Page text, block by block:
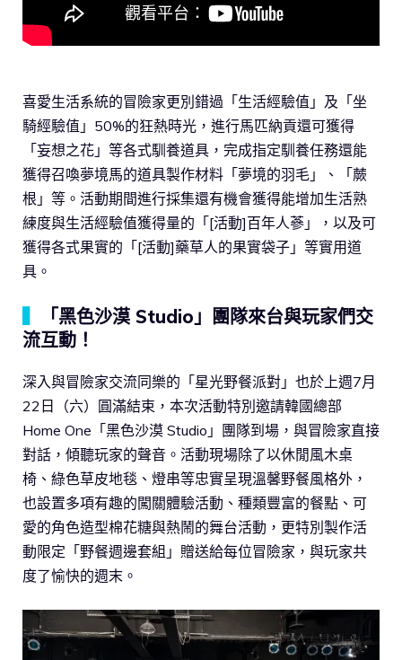
喜愛生活系統的冒險家更別錯過「生活經驗值」及「坐
騎經驗值」50%的狂熱時光，進行馬匹納貢還可獲得
「妄想之花」等各式馴養道具，完成指定馴養任務還能
獲得召喚夢境馬的道具製作材料「夢境的羽毛」、「蕨
根」等。活動期間進行採集還有機會獲得能增加生活熟
練度與生活經驗值獲得量的「[活動]百年人蔘」，以及可
獲得各式果實的「[活動]藥草人的果實袋子」等實用道
具。
「黑色沙漠 Studio」團隊來台與玩家們交
流互動！
深入與冒險家交流同樂的「星光野餐派對」也於上週7月
22日（六）圓滿結束，本次活動特別邀請韓國總部
Home One「黑色沙漠 Studio」團隊到場，與冒險家直接
對話，傾聽玩家的聲音。活動現場除了以休閒風木桌
椅、綠色草皮地毯、燈串等忠實呈現溫馨野餐風格外，
也設置多項有趣的闖關體驗活動、種類豐富的餐點、可
愛的角色造型棉花糖與熱鬧的舞台活動，更特別製作活
動限定「野餐週邊套組」贈送給每位冒險家，與玩家共
度了愉快的週末。